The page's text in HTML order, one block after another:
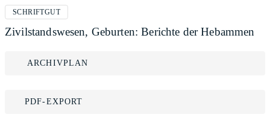
SCHRIFTGUT
Zivilstandswesen, Geburten: Berichte der Hebammen
ARCHIVPLAN
PDF-EXPORT